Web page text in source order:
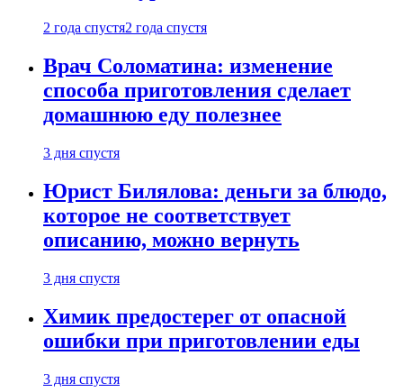
2 года спустя2 года спустя
Врач Соломатина: изменение
способа приготовления сделает
домашнюю еду полезнее
3 дня спустя
Юрист Билялова: деньги за блюдо,
которое не соответствует
описанию, можно вернуть
3 дня спустя
Химик предостерег от опасной
ошибки при приготовлении еды
3 дня спустя